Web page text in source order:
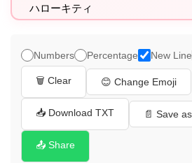
ハローキティ
ハローキティ
ハローキティ
ハローキティ
ハローキティ
ハローキティ
Numbers Percentage New Line
🗑️ Clear 😊 Change Emoji
📥 Download TXT 📄 Save
📤 Share